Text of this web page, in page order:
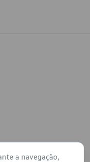
a navegação,